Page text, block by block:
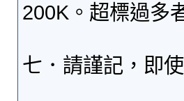
200K。超標過多
七．請謹記，即